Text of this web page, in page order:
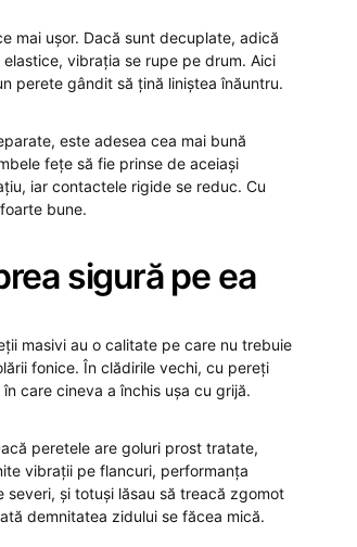
mai ușor. Dacă sunt decuplate, adică
vibrația se rupe pe drum. Aici
perete gândit să țină liniștea înăuntru.
este adesea cea mai bună
fețe să fie prinse de aceiași
iar contactele rigide se reduc. Cu
bune.
sigură pe ea
masivi au o calitate pe care nu trebuie
fonice. În clădirile vechi, cu pereți
care cineva a închis ușa cu grijă.
peretele are goluri prost tratate,
vibrații pe flancuri, performanța
și totuși lăsau să treacă zgomot
demnitatea zidului se făcea mică.